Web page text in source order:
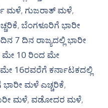
ಮಳೆ, ಗುಜರಾತ್ ಮಳೆ,
, ಬೆಂಗಳೂರಿಗೆ ಭಾರೀ
7 ದಿನ ರಾಜ್ಯದಲ್ಲಿ ಭಾರೀ
ಮೇ 10 ರಿಂದ ಮೇ
ಮೇ 16ರವರೆಗೆ ಕರ್ನಾಟಕದಲ್ಲಿ
ಭಾರೀ ಮಳೆ ಎಚ್ಚರಿಕೆ,
ಮಳೆ, ವಡೋದರ ಮಳೆ,